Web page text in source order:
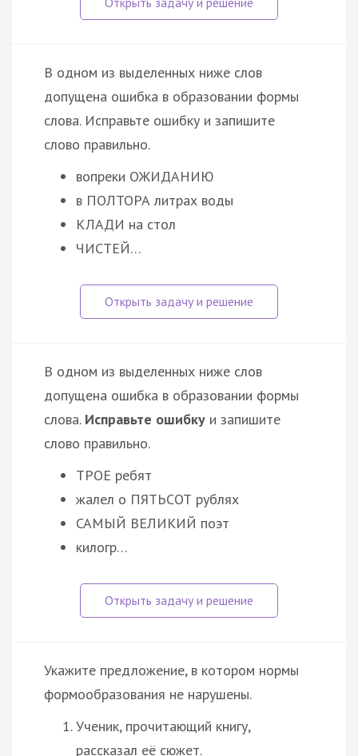
В одном из выделенных ниже слов
допущена ошибка в образовании формы
слова. Исправьте ошибку и запишите
слово правильно.
вопреки ОЖИДАНИЮ
в ПОЛТОРА литрах воды
КЛАДИ на стол
ЧИСТЕЙ…
В одном из выделенных ниже слов
допущена ошибка в образовании формы
слова. Исправьте ошибку и запишите
слово правильно.
ТРОЕ ребят
жалел о ПЯТЬСОТ рублях
САМЫЙ ВЕЛИКИЙ поэт
килогр…
Укажите предложение, в котором нормы
формообразования не нарушены.
Ученик, прочитающий книгу,
рассказал её сюжет.